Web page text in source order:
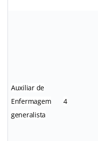
Auxiliar de
Enfermagem
generalista
4